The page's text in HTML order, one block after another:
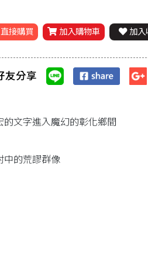
直接購買 加入購物車 加入
友分享
文字進入魔幻的彰化鄉間
中的荒謬群像